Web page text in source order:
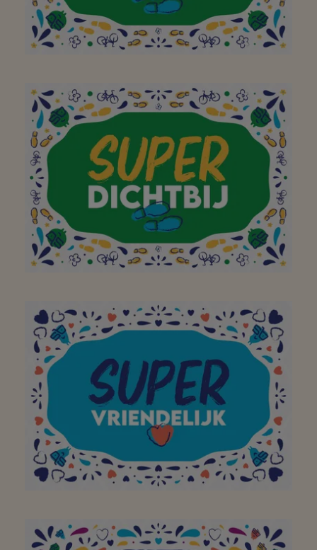
Zin in lekkers, handig
dat Delhaize kort bij is!
dankuwel Delhaize Diest
!
Aan mijn favoriete
buurtsuper waar ik met
plezier, en met de fiets
of te voet,
boodschappen kan gaan
doen! Bedankt!